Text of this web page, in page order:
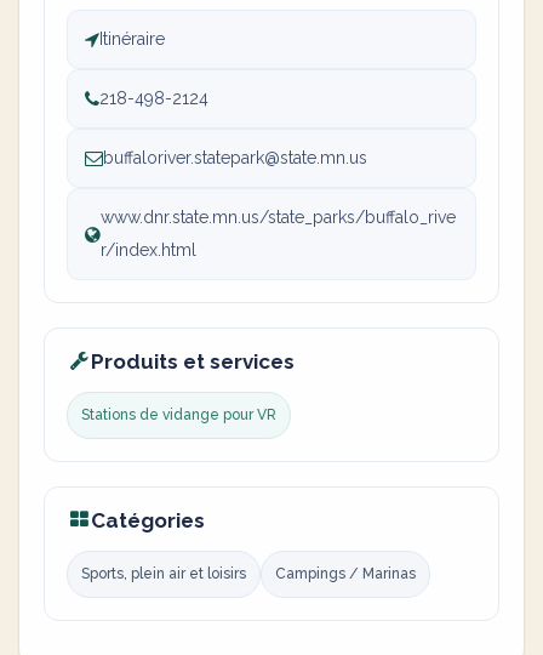
Itinéraire
218-498-2124
buffaloriver.statepark@state.mn.us
www.dnr.state.mn.us/state_parks/buffalo_rive
r/index.html
Produits et services
Stations de vidange pour VR
Catégories
Sports, plein air et loisirs Campings / Marinas